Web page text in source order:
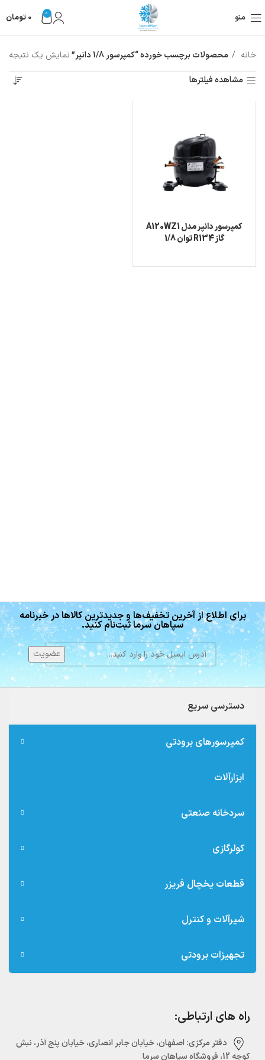
منو 0
0 تومان
خانه محصولات برچسب خورده “کمپرسور 1/8 دانپر”
نمایش یک نتیجه
مشاهده فیلترها
کمپرسور دانپر مدل A120WZ1
گاز R134 توان 1/8
برای اطلاع از آخرین تخفیف‌ها و جدیدترین کالاها در خبرنامه
سپاهان سرما ثبت‌نام کنید.
دسترسی سریع
کمپرسورهای برودتی
ابزارآلات
سردخانه صنعتی
کولرگازی
قطعات یخچال فریزر
شیرآلات و کنترل
تجهیزات برودتی
راه های ارتباطی:
دفتر مرکزی:‌ اصفهان، خیابان جابر انصاری، خیابان پنج آذر، نبش
کوچه 12، فروشگاه سپاهان سرما